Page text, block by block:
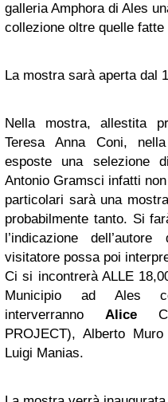
galleria Amphora di Ales
collezione oltre quelle fatte
La mostra sarà aperta dal
Nella mostra, allestita
Teresa Anna Coni,
esposte una selezione
Antonio Gramsci infatti
particolari sarà una
probabilmente tanto. Si
l’indicazione
visitatore possa poi
Ci si incontrerà ALLE
Municipio ad Ales
interverranno Alice
PROJECT), Alberto
Luigi Manias.